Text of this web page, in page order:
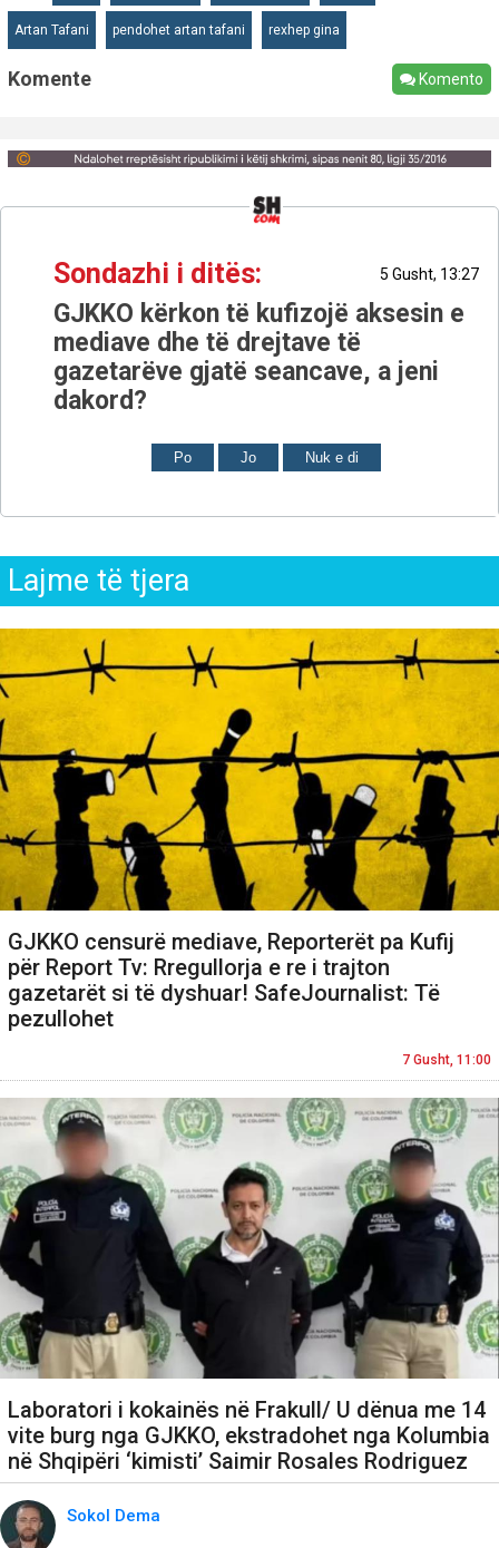
Artan Tafani pendohet artan tafani rexhep gina
Komente Komento
Sondazhi i ditës: 5 Gusht, 13:27
GJKKO kërkon të kufizojë aksesin e
mediave dhe të drejtave të
gazetarëve gjatë seancave, a jeni
dakord?
Po Jo Nuk e di
Lajme të tjera
GJKKO censurë mediave, Reporterët pa Kufij
për Report Tv: Rregullorja e re i trajton
gazetarët si të dyshuar! SafeJournalist: Të
pezullohet
7 Gusht, 11:00
Laboratori i kokainës në Frakull/ U dënua me 14
vite burg nga GJKKO, ekstradohet nga Kolumbia
në Shqipëri ‘kimisti’ Saimir Rosales Rodriguez
Sokol Dema